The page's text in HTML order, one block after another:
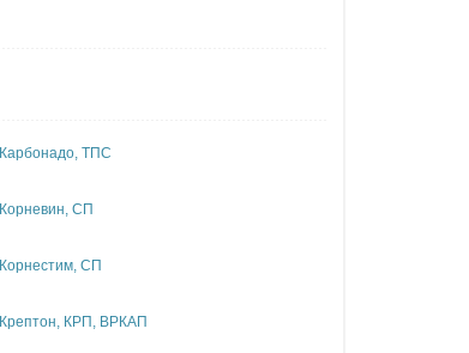
Карбонадо, ТПС
Корневин, СП
Корнестим, СП
Крептон, КРП, ВРКАП